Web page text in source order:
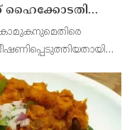
ഹൈക്കോടതി
ആലുവ ഫാസ്റ്റ്
കാമുകനുമെതിരെ